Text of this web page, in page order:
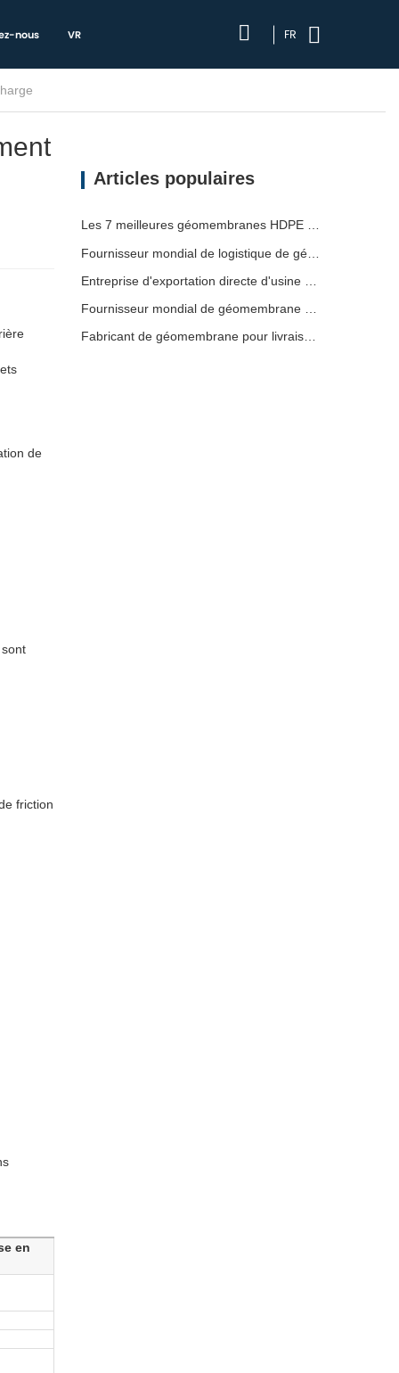
nous VR FR
de
friction
en
Articles populaires
Les 7 meilleures géomembranes HDPE 2mm : liste
Fabricant de géomembrane pour livraison de projet